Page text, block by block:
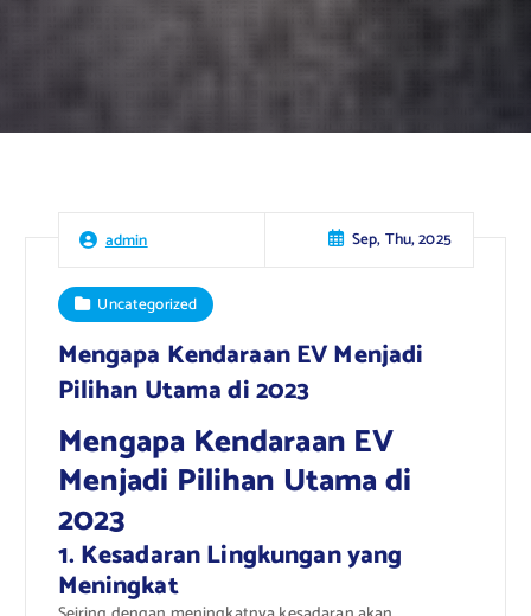
admin Sep, Thu, 2025
Uncategorized
Mengapa Kendaraan EV Menjadi
Pilihan Utama di 2023
Mengapa Kendaraan EV
Menjadi Pilihan Utama di
2023
1. Kesadaran Lingkungan yang
Meningkat